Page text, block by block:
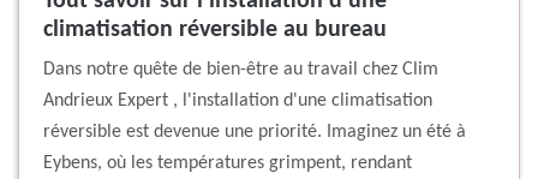
climatisation réversible au bureau
Dans notre quête de bien-être au travail chez Clim
Andrieux Expert , l'installation d'une climatisation
réversible est devenue une priorité. Imaginez un été à
Eybens, où les températures grimpent, rendant